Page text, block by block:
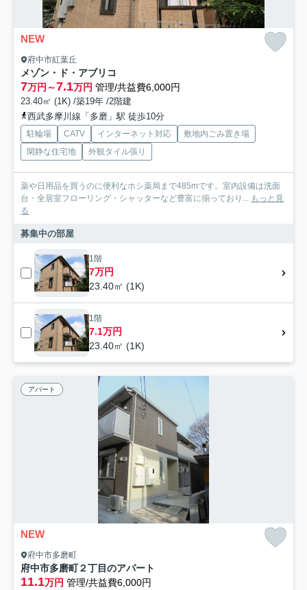
NEW
府中市紅葉丘
メゾン・ド・アブリコ
7万円～7.1万円 管理/共益費6,000円
23.40㎡ (1K) /築19年 /2階建
西武多摩川線「多磨」駅 徒歩10分
駐輪場 CATV インターネット対応
敷地内ごみ置き場
閑静な住宅地
外観タイル張り
薬や日用品を買うのに便利なホシ薬局まで485mです。室内設備は洗面
台・全居室フローリング・シャッターなど豊富に揃っており... もっと見
る
募集中の部屋
1階
7万円
23.40㎡ (1K)
1階
7.1万円
23.40㎡ (1K)
アパート
NEW
府中市多磨町
府中市多磨町２丁目のアパート
11.1万円 管理/共益費6,000円